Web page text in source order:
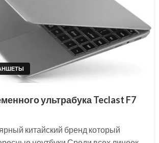
ультрабука Teclast F7
китайский бренд который